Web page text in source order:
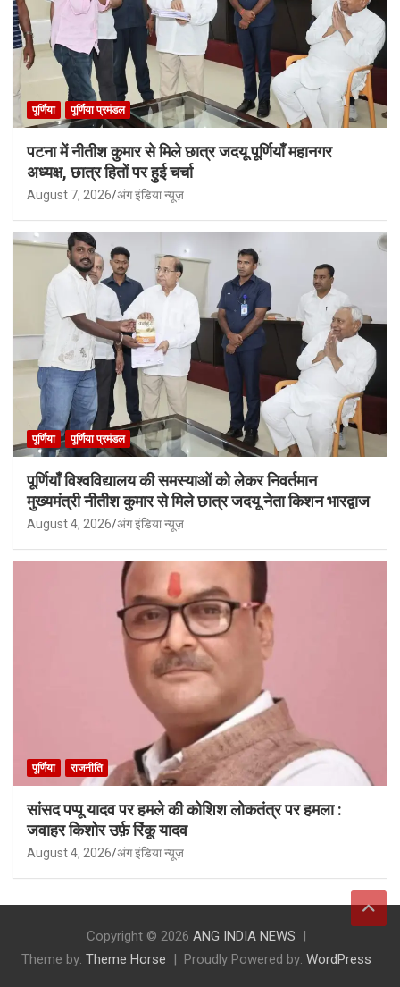
पूर्णिया पूर्णिया प्रमंडल
पटना में नीतीश कुमार से मिले छात्र जदयू पूर्णियाँ महानगर
अध्यक्ष, छात्र हितों पर हुई चर्चा
August 7, 2026 अंग इंडिया न्यूज़
पूर्णिया पूर्णिया प्रमंडल
पूर्णियाँ विश्वविद्यालय की समस्याओं को लेकर निवर्तमान
मुख्यमंत्री नीतीश कुमार से मिले छात्र जदयू नेता किशन भारद्वाज
August 4, 2026 अंग इंडिया न्यूज़
पूर्णिया राजनीति
सांसद पप्पू यादव पर हमले की कोशिश लोकतंत्र पर हमला :
जवाहर किशोर उर्फ़ रिंकू यादव
August 4, 2026 अंग इंडिया न्यूज़
Copyright © 2026 ANG INDIA NEWS
Theme by: Theme Horse Proudly Powered by: WordPress